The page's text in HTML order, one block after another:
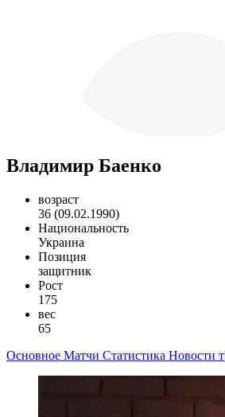
Владимир Баенко
возраст
36 (09.02.1990)
Национальность
Украина
Позиция
защитник
Рост
175
вес
65
Основное Матчи Статистика Новости